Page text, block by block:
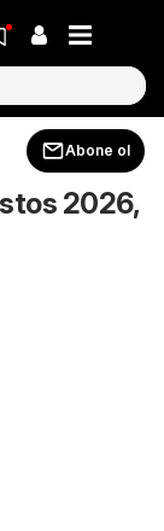
Abone ol
2026,